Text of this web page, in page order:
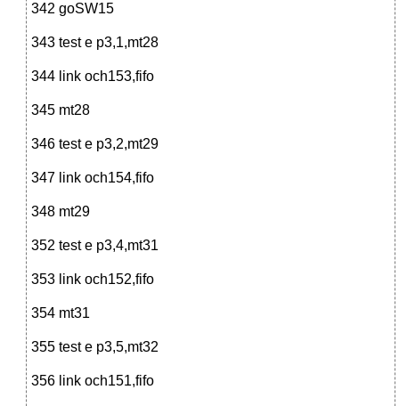
342 goSW15
343 test e p3,1,mt28
344 link och153,fifo
345 mt28
346 test e p3,2,mt29
347 link och154,fifo
348 mt29
352 test e p3,4,mt31
353 link och152,fifo
354 mt31
355 test e p3,5,mt32
356 link och151,fifo